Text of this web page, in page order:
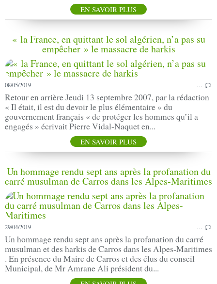
EN SAVOIR PLUS
« la France, en quittant le sol algérien, n’a pas su
empêcher » le massacre de harkis
08/05/2019 …
Retour en arrière Jeudi 13 septembre 2007, par la rédaction
« Il était, il est du devoir le plus élémentaire » du
gouvernement français « de protéger les hommes qu’il a
engagés » écrivait Pierre Vidal-Naquet en...
EN SAVOIR PLUS
Un hommage rendu sept ans après la profanation du
carré musulman de Carros dans les Alpes-Maritimes
29/04/2019 …
Un hommage rendu sept ans après la profanation du carré
musulman et des harkis de Carros dans les Alpes-Maritimes
. En présence du Maire de Carros et des élus du conseil
Municipal, de Mr Amrane Ali président du...